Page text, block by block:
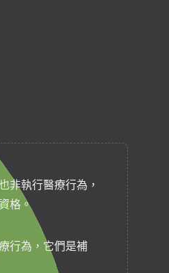
非執行醫療行為，
格。
行為，它們是補